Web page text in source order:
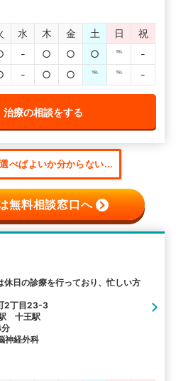
水 木 金 土 日
祝
- ○ ○ ○ ℡
-
- ○ ○ ℡ ℡ -
治療の相談をする
べばよいか分からない...
無料相談窓口へ
休日の診療を行っており、忙しい方
2丁目23-3
十王駅
神経外科